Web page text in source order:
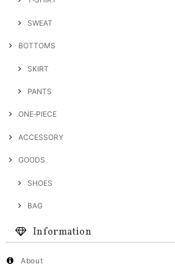
SWEAT
BOTTOMS
SKIRT
PANTS
ONE‐PIECE
ACCESSORY
GOODS
SHOES
BAG
Information
About